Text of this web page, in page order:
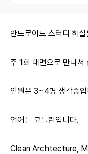
안드로이드 스터디 하
주 1회 대면으로 만나서
인원은 3~4명 생각중입
언어는 코틀린입니다.
Clean Archtecture,